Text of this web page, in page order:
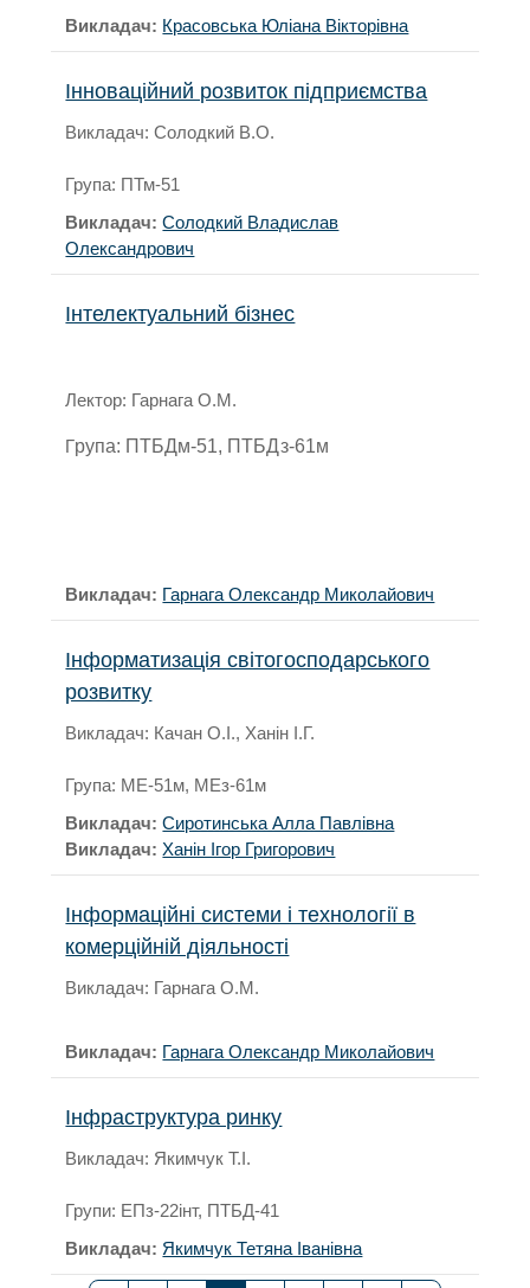
Викладач: Красовська Юліана Вікторівна
Інноваційний розвиток підприємства
Викладач: Солодкий В.О.
Група: ПТм-51
Викладач:Солодкий Владислав
Олександрович
Інтелектуальний бізнес
Лектор: Гарнага О.М.
Група: ПТБДм-51, ПТБДз-61м
Викладач: Гарнага Олександр Миколайович
Інформатизація світогосподарського
розвитку
Викладач: Качан О.І., Ханін І.Г.
Група: МЕ-51м, МЕз-61м
Викладач:Сиротинська Алла Павлівна
Викладач:Ханін Ігор Григорович
Інформаційні системи і технології в
комерційній діяльності
Викладач: Гарнага О.М.
Викладач: Гарнага Олександр Миколайович
Інфраструктура ринку
Викладач: Якимчук Т.І.
Групи: ЕПз-22інт, ПТБД-41
Викладач: Якимчук Тетяна Іванівна